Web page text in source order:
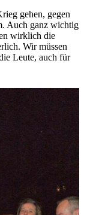
gehen, gegen
Auch ganz wichtig
wirklich die
Wir müssen
Leute, auch für